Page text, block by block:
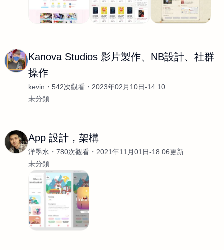
Kanova Studios 影片製作、NB設計、社群
操作
kevin 542次觀看
2023年02月10日-14:10
未分類
App 設計，架構
洋墨水 780次觀看
2021年11月01日-18:06更新
未分類